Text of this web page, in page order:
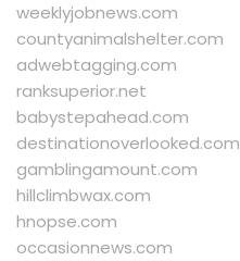
weeklyjobnews.com
countyanimalshelter.com
adwebtagging.com
ranksuperior.net
babystepahead.com
destinationoverlooked.com
gamblingamount.com
hillclimbwax.com
hnopse.com
occasionnews.com